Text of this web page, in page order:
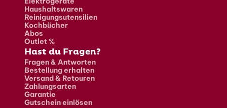
Haushaltswaren
Reinigungsutensilien
Kochbücher
Abos
Outlet %
Hast du Fragen?
Fragen & Antworten
Bestellung erhalten
Versand & Retouren
Zahlungsarten
Garantie
Gutschein einlösen